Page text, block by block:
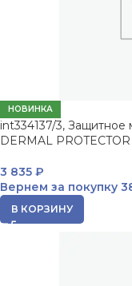
НОВИНКА
int334137/3,
DERMAL
3 835 ₽
Вернем за покупку
В КОРЗИНУ